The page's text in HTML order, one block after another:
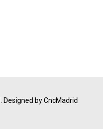
Designed by CncMadrid